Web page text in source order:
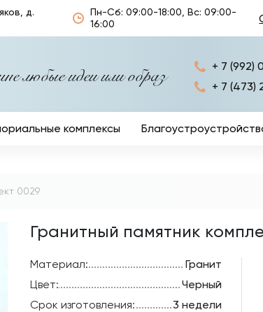
д.
Пн-Сб: 09:00-18:00, Вс: 09:00-
16:00
любые идеи или образ
+ 7 (992)
+ 7 (473)
комплексы
Ритуальные
0029
Гранитный памятник
Материал:
Гранит
Цвет:
Черный
Срок изготовления:
3 недели